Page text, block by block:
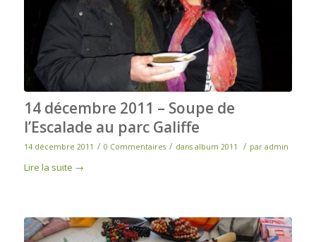
14 décembre 2011 – Soupe de
l’Escalade au parc Galiffe
14 décembre 2011 / 0 Commentaires / dans album 2011 / par admin
Lire la suite →